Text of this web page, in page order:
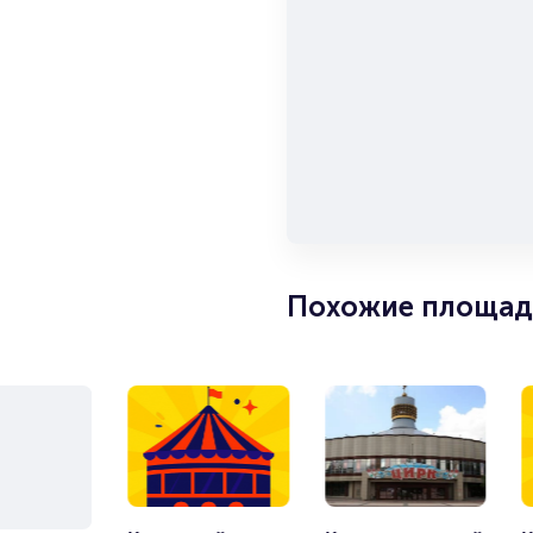
возможность посетить и
хранится более 130 тысяч
Приходите в Цирк на Фонтке
Похожие